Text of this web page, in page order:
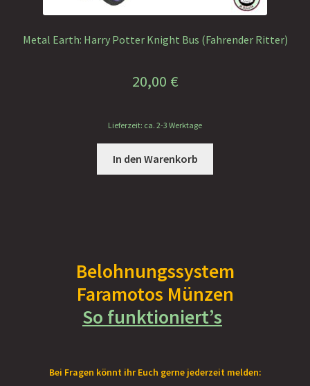
Metal Earth: Harry Potter Knight Bus (Fahrender Ritter)
20,00 €
Lieferzeit: ca. 2-3 Werktage
In den Warenkorb
Belohnungssystem
Faramotos Münzen
So funktioniert’s
Bei Fragen könnt ihr Euch gerne jederzeit melden: